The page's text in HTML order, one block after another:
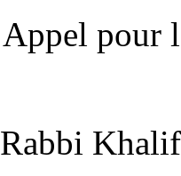
Appel pour
Rabbi